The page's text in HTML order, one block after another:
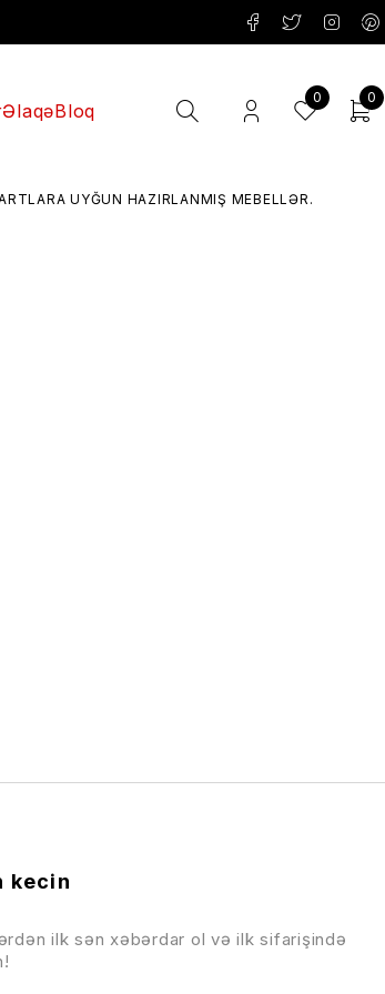
ƏlaqəBloq
0 0
UYĞUN HAZIRLANMIŞ MEBELLƏR.
kecin
ilk sən xəbərdar ol və ilk sifarişində